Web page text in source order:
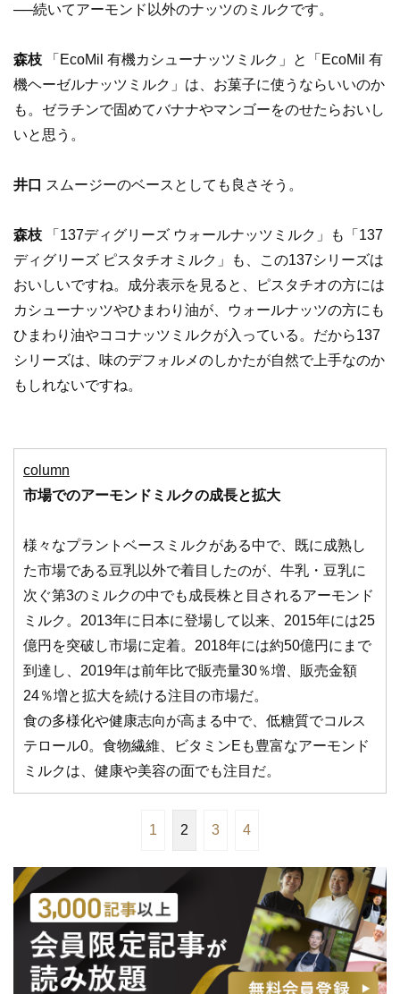
──続いてアーモンド以外のナッツのミルクです。
森枝 「EcoMil 有機カシューナッツミルク」と「EcoMil 有
機ヘーゼルナッツミルク」は、お菓子に使うならいいのか
も。ゼラチンで固めてバナナやマンゴーをのせたらおいし
いと思う。
井口 スムージーのベースとしても良さそう。
森枝 「137ディグリーズ ウォールナッツミルク」も「137
ディグリーズ ピスタチオミルク」も、この137シリーズは
おいしいですね。成分表示を見ると、ピスタチオの方には
カシューナッツやひまわり油が、ウォールナッツの方にも
ひまわり油やココナッツミルクが入っている。だから137
シリーズは、味のデフォルメのしかたが自然で上手なのか
もしれないですね。
column
市場でのアーモンドミルクの成長と拡大
様々なプラントベースミルクがある中で、既に成熟し
た市場である豆乳以外で着目したのが、牛乳・豆乳に
次ぐ第3のミルクの中でも成長株と目されるアーモンド
ミルク。2013年に日本に登場して以来、2015年には25
億円を突破し市場に定着。2018年には約50億円にまで
到達し、2019年は前年比で販売量30％増、販売金額
24％増と拡大を続ける注目の市場だ。
食の多様化や健康志向が高まる中で、低糖質でコルス
テロール0。食物繊維、ビタミンEも豊富なアーモンド
ミルクは、健康や美容の面でも注目だ。
1 2 3 4